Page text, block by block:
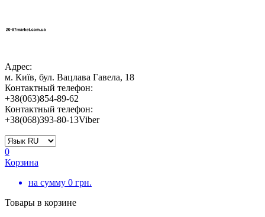
Адрес:
м. Київ, бул. Вацлава Гавела, 18
Контактный телефон:
+38(063)854-89-62
Контактный телефон:
+38(068)393-80-13Viber
0
Корзина
на сумму 0 грн.
Товары в корзине